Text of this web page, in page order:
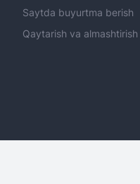
Saytda buyurtma berish
Qaytarish va almashtirish